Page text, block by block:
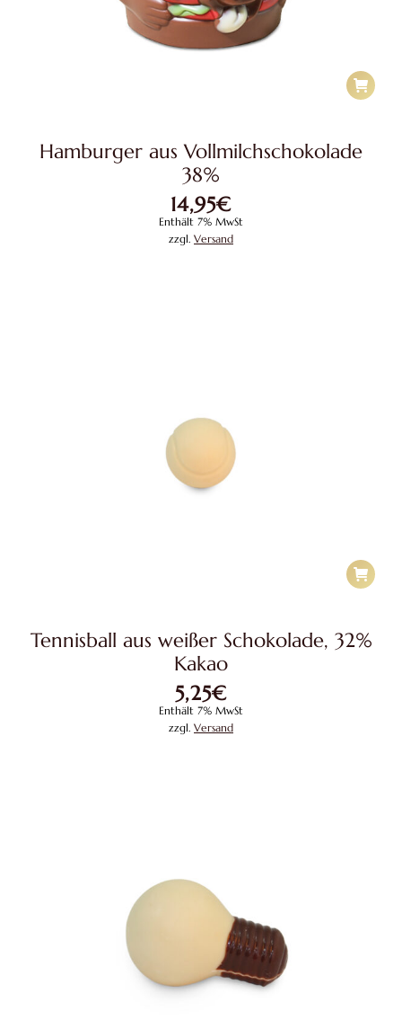
Hamburger aus Vollmilchschokolade
38%
14,95€
Enthält 7% MwSt
zzgl. Versand
Tennisball aus weißer Schokolade, 32%
Kakao
5,25€
Enthält 7% MwSt
zzgl. Versand